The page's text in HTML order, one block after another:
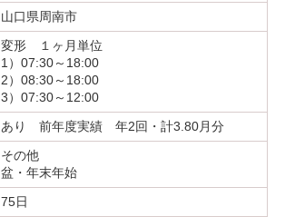
山口県周南市
変形 １ヶ月単位
1）07:30～18:00
2）08:30～18:00
3）07:30～12:00
あり 前年度実績 年2回・計3.80月分
その他
盆・年末年始
75日